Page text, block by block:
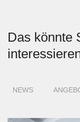
Das könnte
NEWS